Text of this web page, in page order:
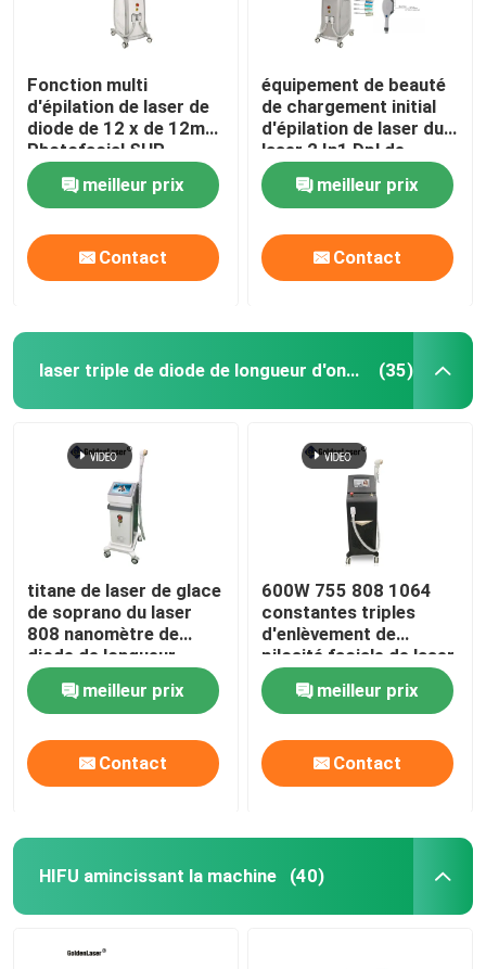
Fonction multi
d'épilation de laser de
diode de 12 x de 12mm
Photofacial SHR
choisir machine
permanentemeilleur prix
Contact
équipement de beauté
de chargement initial
d'épilation de laser du
laser 2 In1 Dpl de
chargement initial Shr
Elight de 1600w 20HZ
meilleur prix
Contact
laser triple de diode de longueur d'onde (35)
titane de laser de glace
de soprano du laser
808 nanomètre de
diode de longueur
d'onde de triple de
755nm 1600W
meilleur prix
Contact
600W 755 808 1064
constantes triples
d'enlèvement de
pilosité faciale de laser
Epilation de longueur
d'onde de diode
meilleur prix
Contact
HIFU amincissant la machine (40)